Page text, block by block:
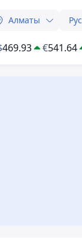
Алматы Рус
469.93 €541.64